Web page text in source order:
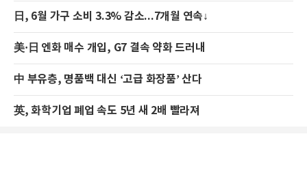
日, 6월 가구 소비 3.3% 감소...7개월 연속↓
美·日 엔화 매수 개입, G7 결속 약화 드러내
中 부유층, 명품백 대신 ‘고급 화장품’ 산다
英, 화학기업 폐업 속도 5년 새 2배 빨라져